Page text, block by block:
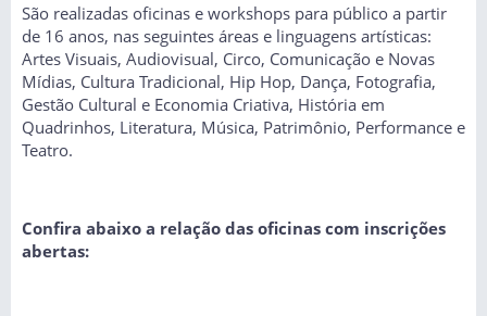
São realizadas oficinas e workshops para público a partir
de 16 anos, nas seguintes áreas e linguagens artísticas:
Artes Visuais, Audiovisual, Circo, Comunicação e Novas
Mídias, Cultura Tradicional, Hip Hop, Dança, Fotografia,
Gestão Cultural e Economia Criativa, História em
Quadrinhos, Literatura, Música, Patrimônio, Performance e
Teatro.
Confira abaixo a relação das oficinas com inscrições
abertas: